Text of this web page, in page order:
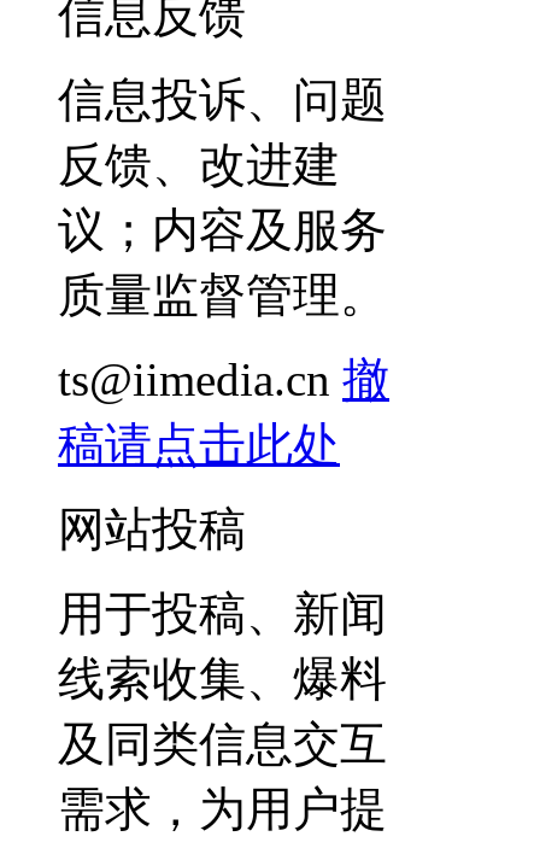
信息反馈
信息投诉、问题
反馈、改进建
议；内容及服务
质量监督管理。
ts@iimedia.cn 撤
稿请点击此处
网站投稿
用于投稿、新闻
线索收集、爆料
及同类信息交互
需求，为用户提